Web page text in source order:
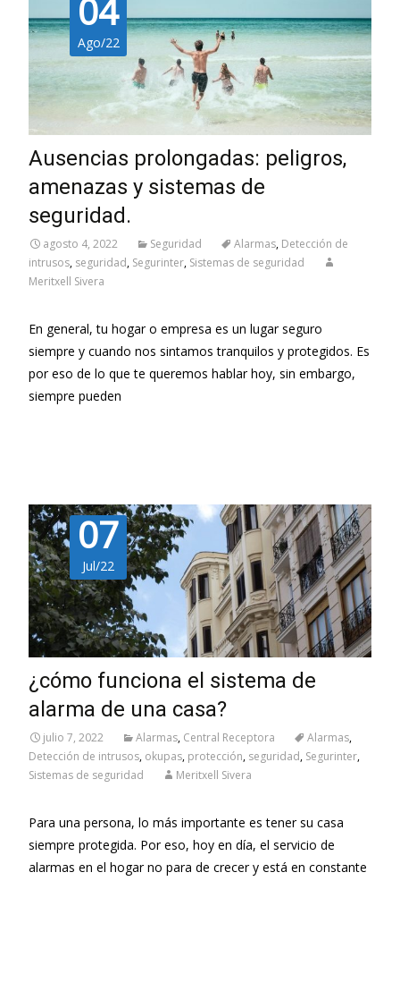
04
Ago/22
Ausencias prolongadas: peligros,
amenazas y sistemas de
seguridad.
agosto 4, 2022 Seguridad Alarmas, Detección de
intrusos, seguridad, Segurinter, Sistemas de seguridad
Meritxell Sivera
En general, tu hogar o empresa es un lugar seguro
siempre y cuando nos sintamos tranquilos y protegidos. Es
por eso de lo que te queremos hablar hoy, sin embargo,
siempre pueden
07
Jul/22
¿cómo funciona el sistema de
alarma de una casa?
julio 7, 2022 Alarmas, Central Receptora Alarmas,
Detección de intrusos, okupas, protección, seguridad, Segurinter,
Sistemas de seguridad
Meritxell Sivera
Para una persona, lo más importante es tener su casa
siempre protegida. Por eso, hoy en día, el servicio de
alarmas en el hogar no para de crecer y está en constante